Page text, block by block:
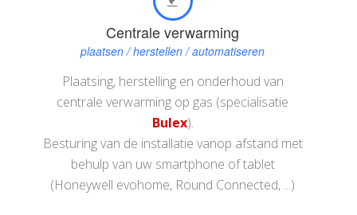
Centrale verwarming
plaatsen / herstellen / automatiseren
Plaatsing, herstelling en onderhoud van
centrale verwarming op gas (specialisatie
Bulex).
Besturing van de installatie vanop afstand met
behulp van uw smartphone of tablet
(Honeywell evohome, Round Connected, ...)